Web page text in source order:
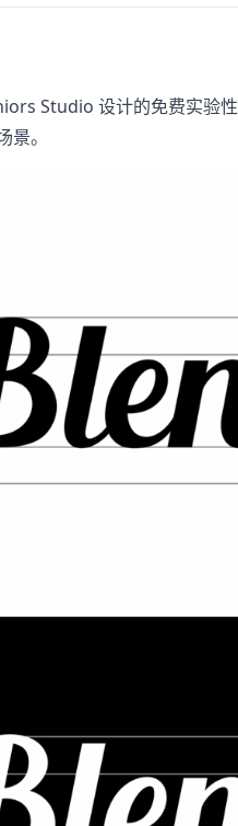
Studio 设计的免费实验
。